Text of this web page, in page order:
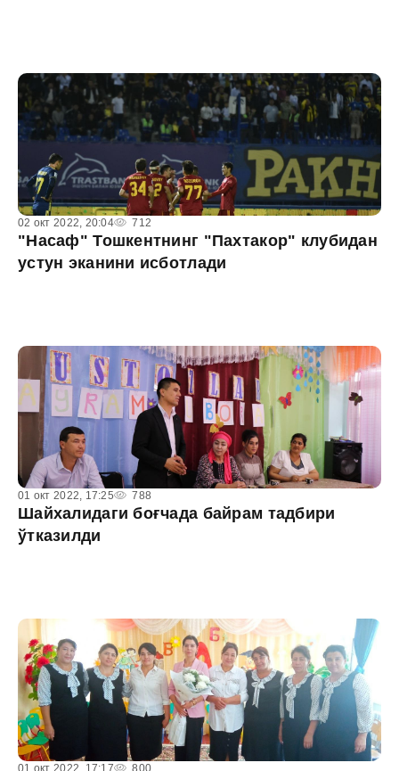
02 окт 2022, 20:04 712
"Насаф" Тошкентнинг "Пахтакор" клубидан
устун эканини исботлади
01 окт 2022, 17:25 788
Шайхалидаги боғчада байрам тадбири
ўтказилди
01 окт 2022, 17:17 800